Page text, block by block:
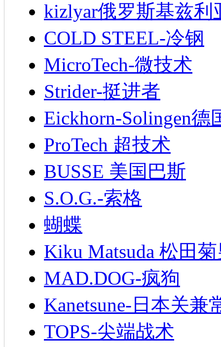
kizlyar俄罗斯基兹利
COLD STEEL-冷钢
MicroTech-微技术
Strider-挺进者
Eickhorn-Solingen德
ProTech 超技术
BUSSE 美国巴斯
S.O.G.-索格
蝴蝶
Kiku Matsuda 松田
MAD.DOG-疯狗
Kanetsune-日本关兼
TOPS-尖端战术